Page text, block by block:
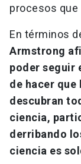
procesos que
En términos
Armstrong
poder seguir
de hacer que
descubran
ciencia,
derribando
ciencia es